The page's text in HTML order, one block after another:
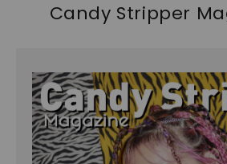
Candy Stripper